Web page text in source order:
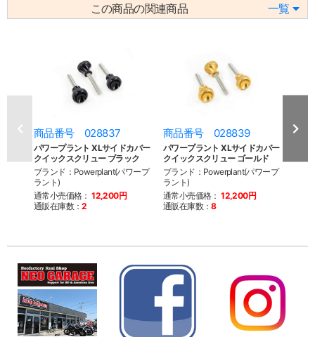
この商品の関連商品 一覧
商品番号 028837
パワープラント XLサイドカバー
クイックスクリュー ブラック
ブランド：Powerplant(パワープ
ラント)
通常小売価格： 12,200円
通販在庫数：2
商品番号 028839
パワープラント XLサイドカバー
クイックスクリュー ゴールド
ブランド：Powerplant(パワープ
ラント)
通常小売価格： 12,200円
通販在庫数：8
商